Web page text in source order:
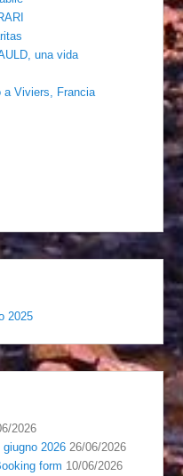
una vida
a Viviers, Francia
2025
2026
2026 26/06/2026
form 10/06/2026